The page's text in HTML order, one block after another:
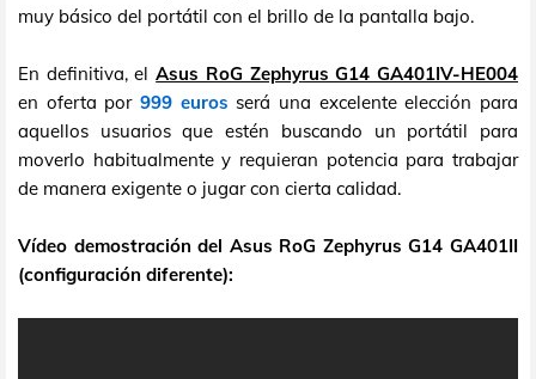
muy básico del portátil con el brillo de la pantalla bajo.
En definitiva, elAsus RoG Zephyrus G14 GA401IV-HE004
en oferta por 999 euros será una excelente elección para
aquellos usuarios que estén buscando un portátil para
moverlo habitualmente y requieran potencia para trabajar
de manera exigente o jugar con cierta calidad.
Vídeo demostración del Asus RoG Zephyrus G14 GA401II
(configuración diferente):